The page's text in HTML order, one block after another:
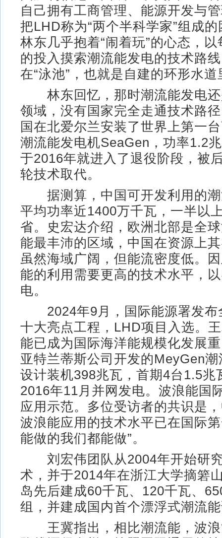
自己拥有工商管理、能源开发与
把LHD称为“两个半科学家”组成
林东几乎抱着“闹着玩”的心态，
的投入摸索潮流能发电的技术路
在“泳池”，也就是自建的环形水
林东回忆，那时潮流能发电还
领域，没有国家完全走通技术路
国在北爱尔兰安装了世界上第一
潮流能发电机SeaGen，功率1.2
于2016年就进入了退役阶段，被
轮技术取代。
据测算，中国可开发利用的潮
平均功率近1400万千瓦，一半以
省。史宏达介绍，欧洲北部是全
能最丰沛的区域，中国在资源上
虽然海域广阔，但能流密度低。
能的利用需要更高的技术水平，
电。
2024年9月，国际能源署发布
十大亮点工程，LHD项目入选。
能已成为国际海洋能规模化发展
亚特兰蒂斯公司开发的MeyGen
设计装机398兆瓦，首期4台1.5兆
2016年11月并网发电。波浪能国
应用示范。多位受访者的共识是
波浪能应用的技术水平已在国际
能做的我们都能做”。
刘宏伟团队从2004年开始研
术，并于2014年在浙江大学摘箬
岛先后建成60千瓦、120千瓦、
组，并建成国内首个漂浮式潮流
王冀指出，相比潮流能，波浪